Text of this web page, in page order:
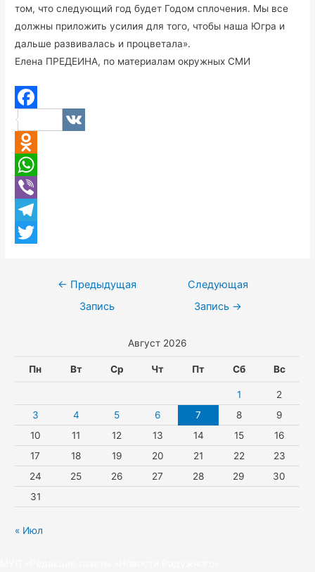
том, что следующий год будет Годом сплочения. Мы все
должны приложить усилия для того, чтобы наша Югра и
дальше развивалась и процветала».
Елена ПРЕДЕИНА, по материалам окружных СМИ
F
V
KO
d
n
o
W
h
a
V
T
Навигация
← Предыдущая
Запись
Следующая
Запись →
Август 2026
Пн Вт Ср Чт Пт Сб Вс
1
2
3
4 5 6 7 8
9
10
11 12 13 14 15
16
17
18 19 20 21 22
23
24
25 26 27 28 29
30
31
« Июл